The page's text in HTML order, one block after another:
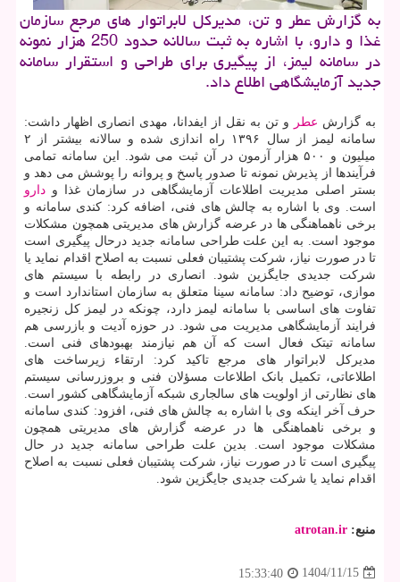
به گزارش عطر و تن، مدیرکل لابراتوار های مرجع سازمان
غذا و دارو، با اشاره به ثبت سالانه حدود 250 هزار نمونه
در سامانه لیمز، از پیگیری برای طراحی و استقرار سامانه
جدید آزمایشگاهی اطلاع داد.
به گزارش عطر
و تن به نقل از ایفدانا، مهدی انصاری اظهار داشت:
سامانه لیمز از سال ۱۳۹۶ راه اندازی شده و سالانه بیشتر از ۲
میلیون و ۵۰۰ هزار آزمون در آن ثبت می شود. این سامانه تمامی
فرآیندها از پذیرش نمونه تا صدور پاسخ و پروانه را پوشش می دهد و
بستر اصلی مدیریت اطلاعات آزمایشگاهی در سازمان غذا و دارو
است. وی با اشاره به چالش های فنی، اضافه کرد: کندی سامانه و
برخی ناهماهنگی ها در عرضه گزارش های مدیریتی همچون مشکلات
موجود است. به این علت طراحی سامانه جدید درحال پیگیری است
تا در صورت نیاز، شرکت پشتیبان فعلی نسبت به اصلاح اقدام نماید یا
شرکت جدیدی جایگزین شود. انصاری در رابطه با سیستم های
موازی، توضیح داد: سامانه سینا متعلق به سازمان استاندارد است و
تفاوت های اساسی با سامانه لیمز دارد، چونکه در لیمز کل زنجیره
فرایند آزمایشگاهی مدیریت می شود. در حوزه آدیت و بازرسی هم
سامانه تیتک فعال است که آن هم نیازمند بهبودهای فنی است.
مدیرکل لابراتوار های مرجع تاکید کرد: ارتقاء زیرساخت های
اطلاعاتی، تکمیل بانک اطلاعات مسؤلان فنی و بروزرسانی سیستم
های نظارتی از اولویت های سالجاری شبکه آزمایشگاهی کشور است.
حرف آخر اینکه وی با اشاره به چالش های فنی، افزود: کندی سامانه
و برخی ناهماهنگی ها در عرضه گزارش های مدیریتی همچون
مشکلات موجود است. بدین علت طراحی سامانه جدید در حال
پیگیری است تا در صورت نیاز، شرکت پشتیبان فعلی نسبت به اصلاح
اقدام نماید یا شرکت جدیدی جایگزین شود.
منبع: atrotan.ir
1404/11/15
15:33:40